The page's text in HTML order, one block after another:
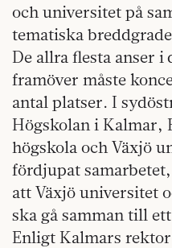
och universitet på
tematiska
De allra flesta anser
framöver måste
antal platser. I
Högskolan i Kalmar,
högskola och Växjö
fördjupat
att Växjö universitet
ska gå samman till
Enligt Kalmars